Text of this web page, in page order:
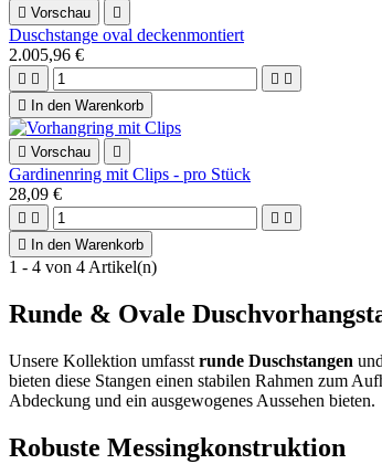
 Vorschau 
Duschstange oval deckenmontiert
2.005,96 €
   

In den Warenkorb
 Vorschau 
Gardinenring mit Clips - pro Stück
28,09 €
   

In den Warenkorb
1 - 4 von 4 Artikel(n)
Runde & Ovale
Unsere Kollektion umfasst runde Duschstangen und
bieten diese Stangen einen stabilen Rahmen zum
Abdeckung und ein ausgewogenes Aussehen bieten.
Robuste Messingkonstruktion